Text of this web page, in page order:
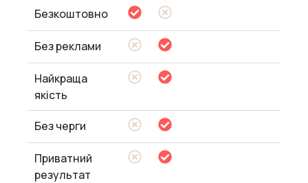
Безкоштовно
Без реклами
Найкраща
якість
Без черги
Приватний
результат